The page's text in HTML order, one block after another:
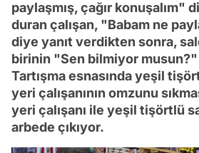
paylaşmış, çağır konuşalım"
duran çalışan, "Babam ne
diye yanıt verdikten sonra,
birinin "Sen bilmiyor
Tartışma esnasında yeşil
yeri çalışanının omzunu
yeri çalışanı ile yeşil tişörtlü
arbede çıkıyor.